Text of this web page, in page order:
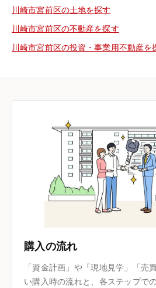
川崎市宮前区の土地を探す
川崎市宮前区の不動産を探す
川崎市宮前区の投資・事業用不動産を
購入の流れ
「資金計画」や「現地見学」「売
い購入時の流れと、各ステップで